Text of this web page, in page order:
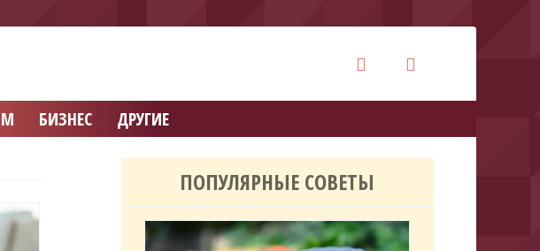
БИЗНЕС ДРУГИЕ
ПОПУЛЯРНЫЕ СОВЕТЫ